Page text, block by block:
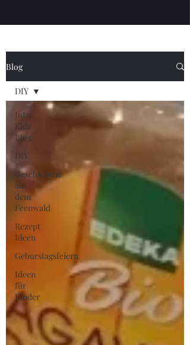
Blog
JuLa
Kidz
Blog
DIY
Geschichten
aus
dem
Feenwald
Rezept
Ideen
Geburstagsfeiern
Ideen
für
Kinder
DIY